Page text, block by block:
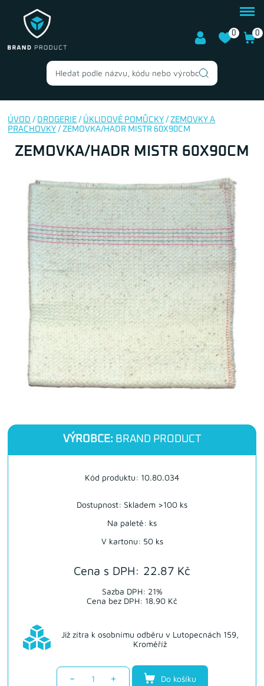
0 0
ÚVOD / DROGERIE / ÚKLIDOVÉ POMŮCKY /ZEMOVKY A
PRACHOVKY / ZEMOVKA/HADR MISTR 60X90CM
ZEMOVKA/HADR MISTR 60X90CM
VÝROBCE: BRAND PRODUCT
Cena s DPH: 22.87 Kč
Sazba DPH: 21%
Cena bez DPH: 18.90 Kč
Kód produktu: 10.80.034
Již zítra k osobnímu odběru v Lutopecnách 159,
Kroměříž
Dostupnost: Skladem >100 ks
Na paletě: ks
V kartonu: 50 ks
- + Do košíku